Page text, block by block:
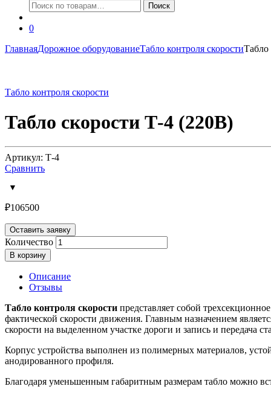
Искать:
Поиск
0
ГлавнаяДорожное оборудованиеТабло контроля скоростиТабло
Табло контроля скорости
Табло скорости Т-4 (220В)
Артикул: Т-4
Сравнить
₽106500
Оставить заявку
Количество
В корзину
Описание
Отзывы
Табло контроля скорости представляет собой
фактической скорости движения. Главным назначением
скорости на выделенном участке дороги и запись и передача
Корпус устройства выполнен из полимерных материалов,
анодированного профиля.
Благодаря уменьшенным габаритным размерам табло можно